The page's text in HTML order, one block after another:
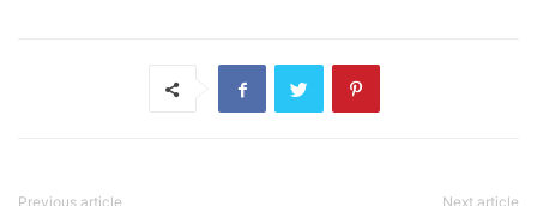
Previous article Next article